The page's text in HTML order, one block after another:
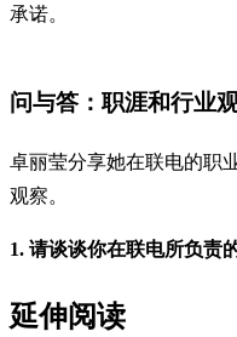
承诺。
问与答：职涯和行业
卓丽莹分享她在联电的职
观察。
1. 请谈谈你在联电所负责
延伸阅读